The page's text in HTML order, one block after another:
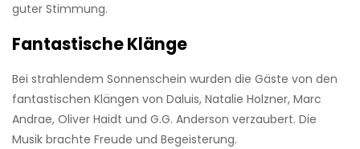
guter Stimmung.
Fantastische Klänge
Bei strahlendem Sonnenschein wurden die Gäste von den
fantastischen Klängen von Daluis, Natalie Holzner, Marc
Andrae, Oliver Haidt und G.G. Anderson verzaubert. Die
Musik brachte Freude und Begeisterung.